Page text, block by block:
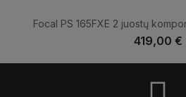
Focal PS 165FXE 2 juostų
419,00 €